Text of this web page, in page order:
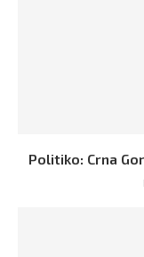
Politiko: Crna